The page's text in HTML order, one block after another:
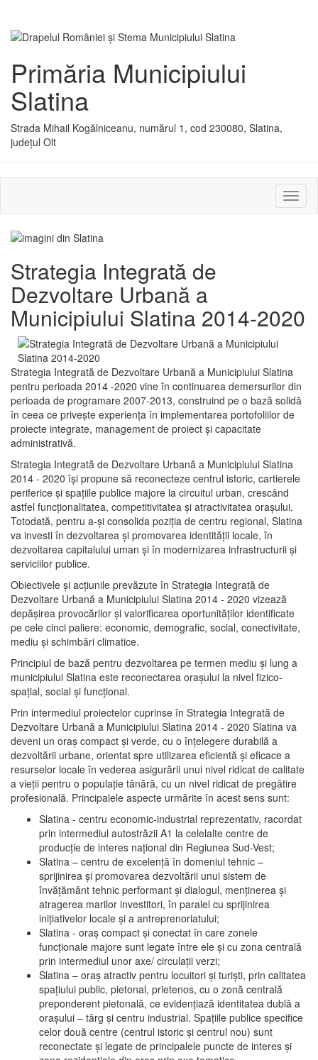
Primăria Municipiului
Slatina
Strada Mihail Kogălniceanu, numărul 1, cod 230080, Slatina,
județul Olt
sau
Strategia Integrată de
Dezvoltare Urbană a
Municipiului Slatina 2014-2020
Strategia Integrată de Dezvoltare Urbană a Municipiului Slatina
pentru perioada 2014 -2020 vine în continuarea demersurilor din
perioada de programare 2007-2013, construind pe o bază solidă
în ceea ce priveşte experienţa în implementarea portofoliilor de
proiecte integrate, management de proiect și capacitate
administrativă.
Strategia Integrată de Dezvoltare Urbană a Municipiului Slatina
2014 - 2020 își propune să reconecteze centrul istoric, cartierele
periferice şi spaţiile publice majore la circuitul urban, crescând
astfel funcţionalitatea, competitivitatea şi atractivitatea oraşului.
Totodată, pentru a-şi consolida poziţia de centru regional, Slatina
va investi în dezvoltarea şi promovarea identităţii locale, în
dezvoltarea capitalului uman şi în modernizarea infrastructurii şi
serviciilor publice.
Obiectivele şi acţiunile prevăzute în Strategia Integrată de
Dezvoltare Urbană a Municipiului Slatina 2014 - 2020 vizează
depășirea provocărilor şi valorificarea oportunităţilor identificate
pe cele cinci paliere: economic, demografic, social, conectivitate,
mediu şi schimbări climatice.
Principiul de bază pentru dezvoltarea pe termen mediu şi lung a
municipiului Slatina este reconectarea oraşului la nivel fizico-
spaţial, social şi funcţional.
Prin intermediul proiectelor cuprinse în Strategia Integrată de
Dezvoltare Urbană a Municipiului Slatina 2014 - 2020 Slatina va
deveni un oraş compact şi verde, cu o înţelegere durabilă a
dezvoltării urbane, orientat spre utilizarea eficientă şi eficace a
resurselor locale în vederea asigurării unui nivel ridicat de calitate
a vieţii pentru o populaţie tânără, cu un nivel ridicat de pregătire
profesională. Principalele aspecte urmărite în acest sens sunt:
Slatina - centru economic-industrial reprezentativ, racordat
prin intermediul autostrăzii A1 la celelalte centre de
producţie de interes naţional din Regiunea Sud-Vest;
Slatina – centru de excelenţă în domeniul tehnic –
sprijinirea şi promovarea dezvoltării unui sistem de
învăţământ tehnic performant şi dialogul, menţinerea şi
atragerea marilor investitori, în paralel cu sprijinirea
iniţiativelor locale şi a antreprenoriatului;
Slatina - oraş compact şi conectat în care zonele
funcţionale majore sunt legate între ele şi cu zona centrală
prin intermediul unor axe/ circulații verzi;
Slatina – oraş atractiv pentru locuitori şi turişti, prin calitatea
spaţiului public, pietonal, prietenos, cu o zonă centrală
preponderent pietonală, ce evidenţiază identitatea dublă a
oraşului – târg şi centru industrial. Spaţiile publice specifice
celor două centre (centrul istoric şi centrul nou) sunt
reconectate şi legate de principalele puncte de interes şi